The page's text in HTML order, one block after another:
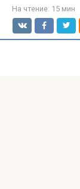
На чтение: 15 мин